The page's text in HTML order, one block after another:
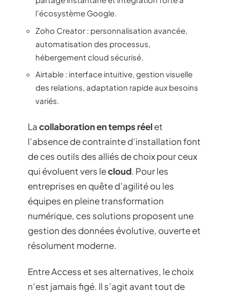
l’écosystème Google.
Zoho Creator : personnalisation avancée,
automatisation des processus,
hébergement cloud sécurisé.
Airtable : interface intuitive, gestion visuelle
des relations, adaptation rapide aux besoins
variés.
Lacollaboration en temps réelet
l’absence de contrainte d’installation font
de ces outils des alliés de choix pour ceux
qui évoluent vers lecloud. Pour les
entreprises en quête d’agilité ou les
équipes en pleine transformation
numérique, ces solutions proposent une
gestion des données évolutive, ouverte et
résolument moderne.
Entre Access et ses alternatives, le choix
n’est jamais figé. Il s’agit avant tout de